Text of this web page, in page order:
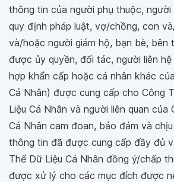
thông tin của người phụ thuộc, người
quy định pháp luật, vợ/chồng, con
và/hoặc người giám hộ, bạn bè, bên
được ủy quyền, đối tác, người liên
hợp khẩn cấp hoặc cá nhân khác
Cá Nhân) được cung cấp cho Công
Liệu Cá Nhân và người liên quan của
Cá Nhân cam đoan, bảo đảm và
thông tin đã được cung cấp đầy đủ
Thể Dữ Liệu Cá Nhân đồng ý/chấp
được xử lý cho các mục đích được